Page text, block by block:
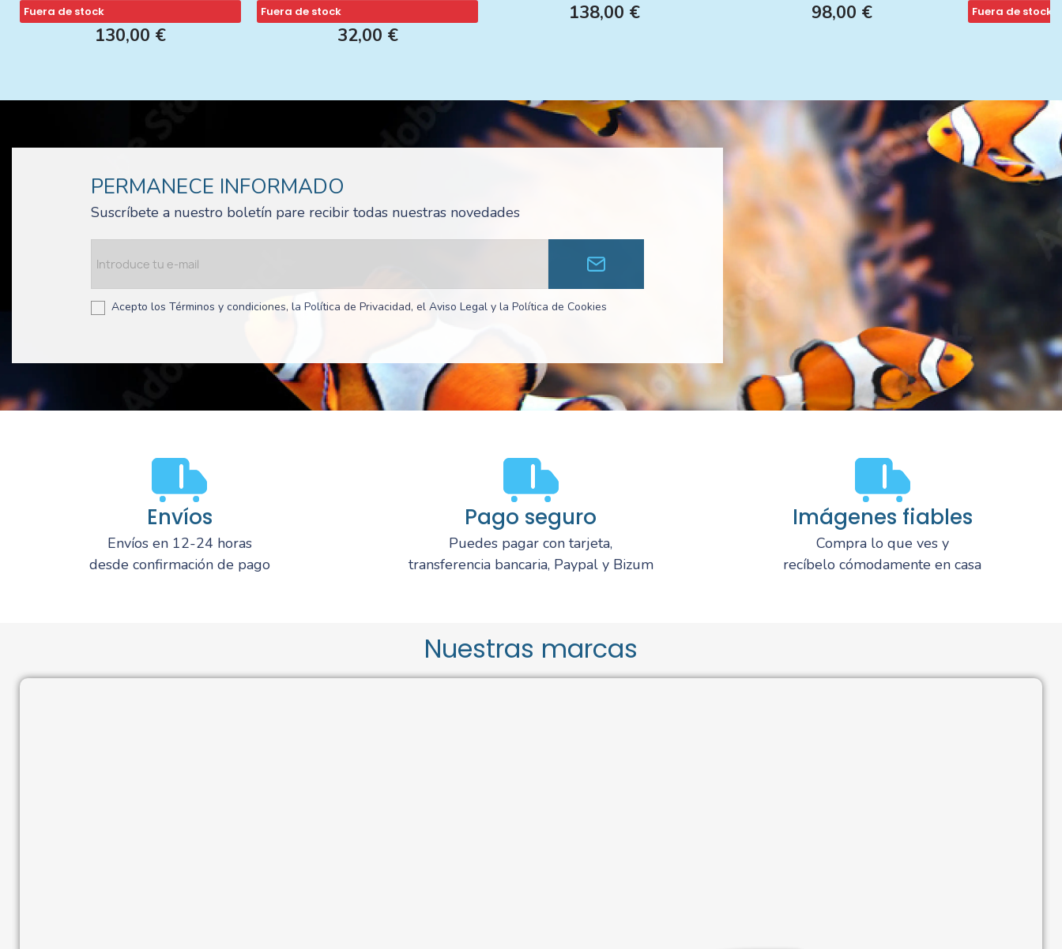
Fuera de stock
130,00 €
Fuera de stock
32,00 €
138,00 € 98,00 € Fuera de stock
PERMANECE INFORMADO
Suscríbete a nuestro boletín pare recibir todas nuestras novedades
Acepto los Términos y condiciones, la Política de Privacidad, el Aviso Legal y la Política de Cookies
Envíos
Envíos en 12-24 horas
desde confirmación de pago
Pago seguro
Puedes pagar con tarjeta,
transferencia bancaria, Paypal y Bizum
Imágenes fiables
Compra lo que ves y
recíbelo cómodamente en casa
Nuestras marcas